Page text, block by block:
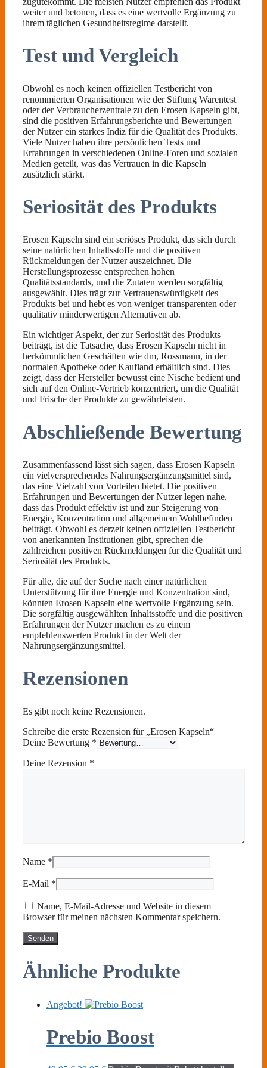
weiter und betonen, dass es eine wertvolle Ergänzung zu
ihrem täglichen Gesundheitsregime darstellt.
Test und Vergleich
Obwohl es noch keinen offiziellen Testbericht von
renommierten Organisationen wie der Stiftung Warentest
oder der Verbraucherzentrale zu den Erosen Kapseln gibt,
sind die positiven Erfahrungsberichte und Bewertungen
der Nutzer ein starkes Indiz für die Qualität des Produkts.
Viele Nutzer haben ihre persönlichen Tests und
Erfahrungen in verschiedenen Online-Foren und sozialen
Medien geteilt, was das Vertrauen in die Kapseln
zusätzlich stärkt.
Seriosität des Produkts
Erosen Kapseln sind ein seriöses Produkt, das sich durch
seine natürlichen Inhaltsstoffe und die positiven
Rückmeldungen der Nutzer auszeichnet. Die
Herstellungsprozesse entsprechen hohen
Qualitätsstandards, und die Zutaten werden sorgfältig
ausgewählt. Dies trägt zur Vertrauenswürdigkeit des
Produkts bei und hebt es von weniger transparenten oder
qualitativ minderwertigen Alternativen ab.
Ein wichtiger Aspekt, der zur Seriosität des Produkts
beiträgt, ist die Tatsache, dass Erosen Kapseln nicht in
herkömmlichen Geschäften wie dm, Rossmann, in der
normalen Apotheke oder Kaufland erhältlich sind. Dies
zeigt, dass der Hersteller bewusst eine Nische bedient und
sich auf den Online-Vertrieb konzentriert, um die Qualität
und Frische der Produkte zu gewährleisten.
Abschließende Bewertung
Zusammenfassend lässt sich sagen, dass Erosen Kapseln
ein vielversprechendes Nahrungsergänzungsmittel sind,
das eine Vielzahl von Vorteilen bietet. Die positiven
Erfahrungen und Bewertungen der Nutzer legen nahe,
dass das Produkt effektiv ist und zur Steigerung von
Energie, Konzentration und allgemeinem Wohlbefinden
beiträgt. Obwohl es derzeit keinen offiziellen Testbericht
von anerkannten Institutionen gibt, sprechen die
zahlreichen positiven Rückmeldungen für die Qualität und
Seriosität des Produkts.
Für alle, die auf der Suche nach einer natürlichen
Unterstützung für ihre Energie und Konzentration sind,
könnten Erosen Kapseln eine wertvolle Ergänzung sein.
Die sorgfältig ausgewählten Inhaltsstoffe und die positiven
Erfahrungen der Nutzer machen es zu einem
empfehlenswerten Produkt in der Welt der
Nahrungsergänzungsmittel.
Rezensionen
Es gibt noch keine Rezensionen.
Schreibe die erste Rezension für „Erosen Kapseln“
Deine Bewertung *
Deine Rezension *
Name *
E-Mail *
Name, E-Mail-Adresse und Website in diesem
Browser für meinen nächsten Kommentar speichern.
Ähnliche Produkte
Angebot!
Prebio Boost